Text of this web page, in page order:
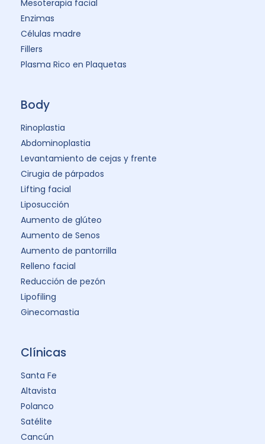
Mesoterapia facial
Enzimas
Células madre
Fillers
Plasma Rico en Plaquetas
Body
Rinoplastia
Abdominoplastia
Levantamiento de cejas y frente
Cirugia de párpados
Lifting facial
Liposucción
Aumento de glúteo
Aumento de Senos
Aumento de pantorrilla
Relleno facial
Reducción de pezón
Lipofiling
Ginecomastia
Clínicas
Santa Fe
Altavista
Polanco
Satélite
Cancún